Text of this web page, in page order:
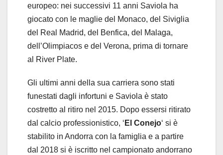
europeo: nei successivi 11 anni Saviola ha
giocato con le maglie del Monaco, del Siviglia
del Real Madrid, del Benfica, del Malaga,
dell’Olimpiacos e del Verona, prima di tornare
al River Plate.
Gli ultimi anni della sua carriera sono stati
funestati dagli infortuni e Saviola è stato
costretto al ritiro nel 2015. Dopo essersi ritirato
dal calcio professionistico, ‘ El Conejo‘ si è
stabilito in Andorra con la famiglia e a partire
dal 2018 si è iscritto nel campionato andorrano